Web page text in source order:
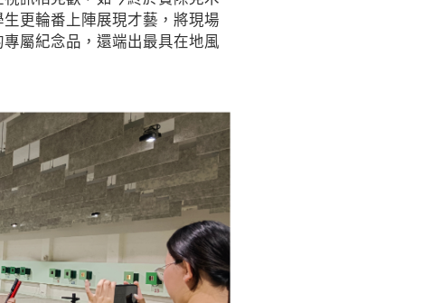
更輪番上陣展現才藝，將現場
屬紀念品，還端出最具在地風